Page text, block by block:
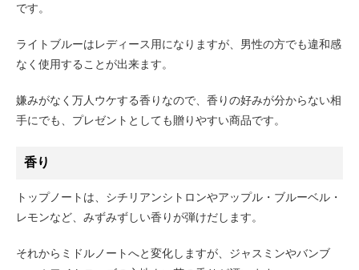
です。
ライトブルーはレディース用になりますが、男性の方でも違和感
なく使用することが出来ます。
嫌みがなく万人ウケする香りなので、香りの好みが分からない相
手にでも、プレゼントとしても贈りやすい商品です。
香り
トップノートは、シチリアンシトロンやアップル・ブルーベル・
レモンなど、みずみずしい香りが弾けだします。
それからミドルノートへと変化しますが、ジャスミンやバンブ